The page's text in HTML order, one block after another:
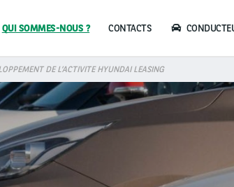
QUI SOMMES-NOUS ?‏‎ CONTACTS
DE L’ACTIVITE HYUNDAI LEASING